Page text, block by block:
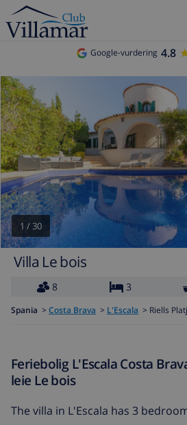
Google-vurdering 4.8
1 /30
Villa Le bois
8
3
Spania > Costa Brava > L'Escala > Riells
Feriebolig L'Escala Costa
leie Le bois
The villa in L'Escala has 3